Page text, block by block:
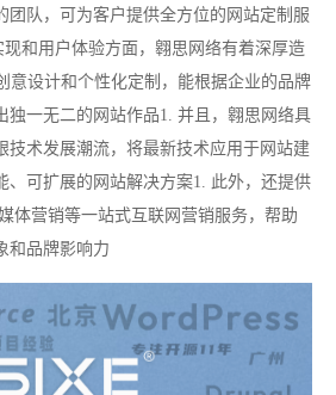
团队，可为客户提供全方位的网站定制服
和用户体验方面，翱思网络有着深厚造
意设计和个性化定制，能根据企业的品牌
独一无二的网站作品1. 并且，翱思网络具
技术发展潮流，将最新技术应用于网站建
、可扩展的网站解决方案1. 此外，还提供
体营销等一站式互联网营销服务，帮助
和品牌影响力